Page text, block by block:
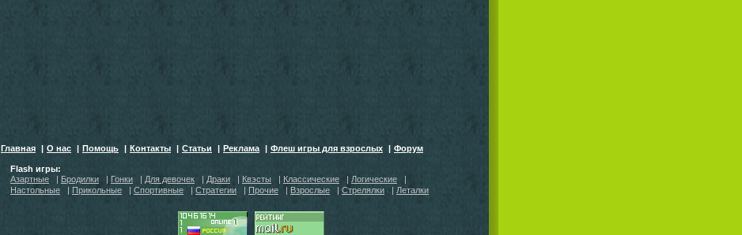
Главная | О нас | Помощь | Контакты | Статьи | Реклама | Флеш игры для взрослых | Форум
Flash игры:
Азартные
| Бродилки | Гонки | Для девочек | Драки | Квэсты | Классические | Логические
|
Настольные
| Прикольные | Спортивные | Стратегии | Прочие | Взрослые | Стрелялки | Леталки